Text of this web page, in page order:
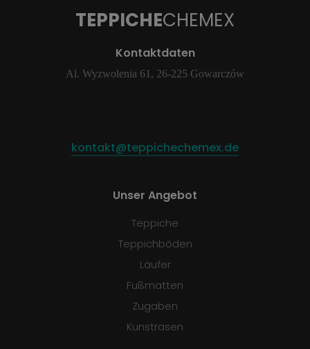
TEPPICHECHEMEX
Kontaktdaten
Al. Wyzwolenia 61, 26-225 Gowarczów
kontakt@teppichechemex.de
Unser Angebot
Teppiche
Teppichböden
Läufer
Fußmatten
Zugaben
Kunstrasen